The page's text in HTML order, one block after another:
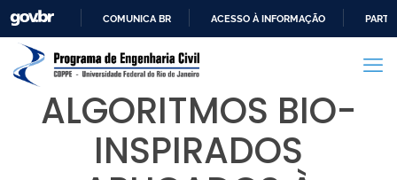
PARA
CONTEÚDO
COMUNICA BR ACESSO À INFORMAÇÃO
ALGORITMOS BIO-
INSPIRADOS